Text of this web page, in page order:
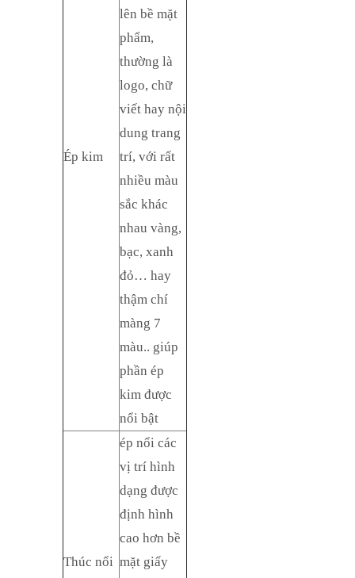
Ép kim
lên bề mặt
phẩm,
thường là
logo, chữ
viết hay nội
dung trang
trí, với rất
nhiều màu
sắc khác
nhau vàng,
bạc, xanh
đỏ… hay
thậm chí
màng 7
màu.. giúp
phần ép
kim được
nổi bật
Thúc nổi
ép nổi các
vị trí hình
dạng được
định hình
cao hơn bề
mặt giấy